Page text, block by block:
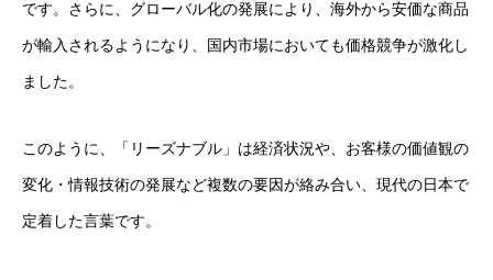
です。さらに、グローバル化の発展により、海外から安価な商品
が輸入されるようになり、国内市場においても価格競争が激化し
ました。
このように、「リーズナブル」は経済状況や、お客様の価値観の
変化・情報技術の発展など複数の要因が絡み合い、現代の日本で
定着した言葉です。